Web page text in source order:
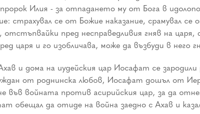
Илия - за отпадането му от Бога в
страхувал се от Божие наказание, срамувал
пред несправедливия гняв на
царя и го изобличава, може да възбуди в него
и дома на иудейския цар Иосафат се
от роднинска любов, Иосафат дошъл от
във войната против асирийския цар, за да
обещал да отиде на война заедно с Ахав и